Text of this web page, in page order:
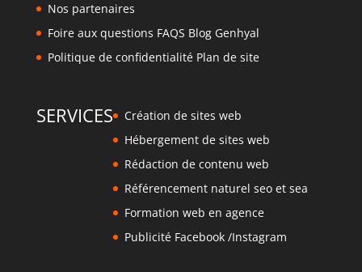
Nos partenaires
Foire aux questions FAQS Blog Genhyal
Politique de confidentialité Plan de site
SERVICES
Création de sites web
Hébergement de sites web
Rédaction de contenu web
Référencement naturel seo et sea
Formation web en agence
Publicité Facebook /Instagram